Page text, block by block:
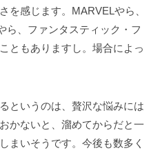
を感じます。MARVELやら、
ら、ファンタスティック・フ
ともありますし。場合によっ
というのは、贅沢な悩みには
かないと、溜めてからだと一
まいそうです。今後も数多く